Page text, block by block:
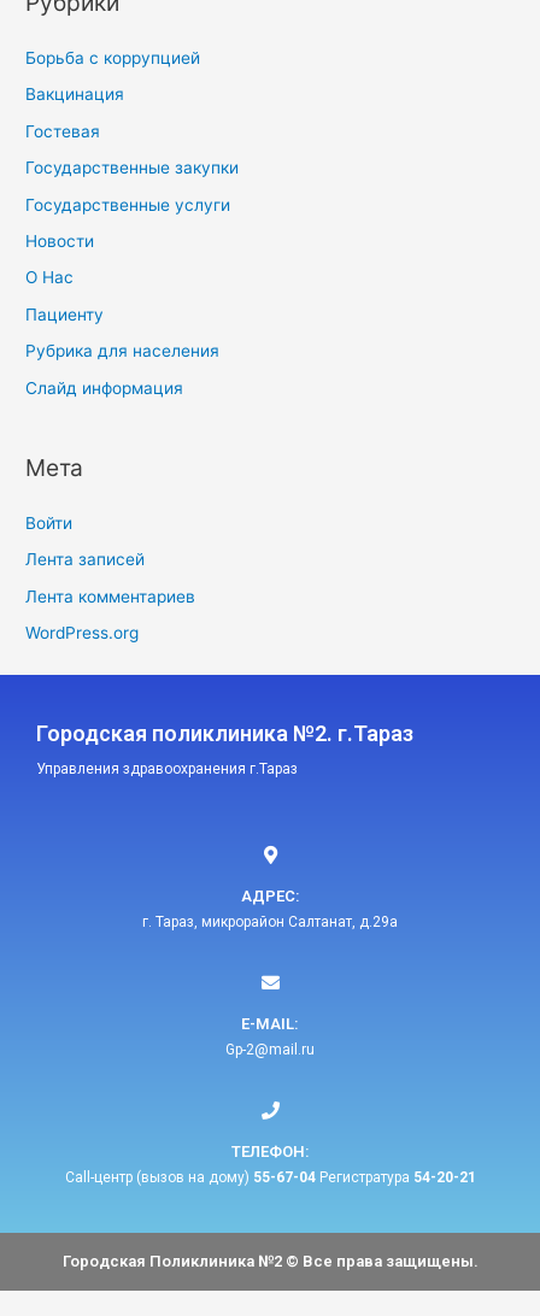
Борьба с коррупцией
Вакцинация
Гостевая
Государственные закупки
Государственные услуги
Новости
О Нас
Пациенту
Рубрика для населения
Слайд информация
Мета
Войти
Лента записей
Лента комментариев
WordPress.org
Городская поликлиника №2. г.Тараз
Управления здравоохранения г.Тараз
АДРЕС:
г. Тараз, микрорайон Салтанат, д.29а
E-MAIL:​
Gp-2@mail.ru​
ТЕЛЕФОН:​
Call-центр (вызов на дому) 55-67-04Регистратура 54-20-21
Городская Поликлиника №2 © Все права защищены.